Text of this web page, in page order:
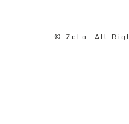
© ZeLo, All